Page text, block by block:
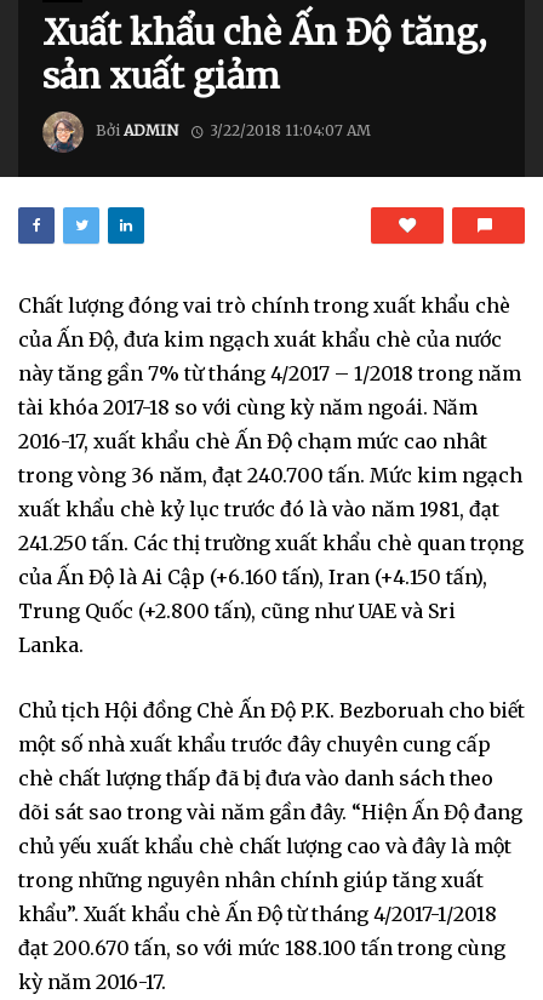
Xuất khẩu chè Ấn Độ tăng,
sản xuất giảm
Bởi ADMIN 3/22/2018 11:04:07 AM
Chất lượng đóng vai trò chính trong xuất khẩu chè
của Ấn Độ, đưa kim ngạch xuát khẩu chè của nước
này tăng gần 7% từ tháng 4/2017 – 1/2018 trong năm
tài khóa 2017-18 so với cùng kỳ năm ngoái. Năm
2016-17, xuất khẩu chè Ấn Độ chạm mức cao nhât
trong vòng 36 năm, đạt 240.700 tấn. Mức kim ngạch
xuất khẩu chè kỷ lục trước đó là vào năm 1981, đạt
241.250 tấn. Các thị trường xuất khẩu chè quan trọng
của Ấn Độ là Ai Cập (+6.160 tấn), Iran (+4.150 tấn),
Trung Quốc (+2.800 tấn), cũng như UAE và Sri
Lanka.
Chủ tịch Hội đồng Chè Ấn Độ P.K. Bezboruah cho biết
một số nhà xuất khẩu trước đây chuyên cung cấp
chè chất lượng thấp đã bị đưa vào danh sách theo
dõi sát sao trong vài năm gần đây. “Hiện Ấn Độ đang
chủ yếu xuất khẩu chè chất lượng cao và đây là một
trong những nguyên nhân chính giúp tăng xuất
khẩu”. Xuất khẩu chè Ấn Độ từ tháng 4/2017-1/2018
đạt 200.670 tấn, so với mức 188.100 tấn trong cùng
kỳ năm 2016-17.